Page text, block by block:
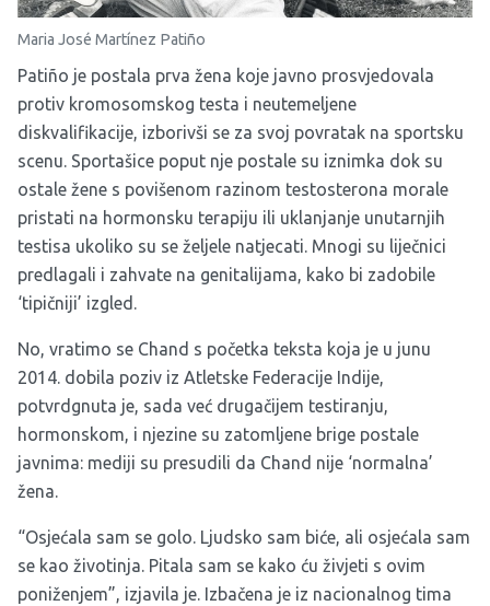
Maria José Martínez Patiño
Patiño je postala prva žena koje javno prosvjedovala
protiv kromosomskog testa i neutemeljene
diskvalifikacije, izborivši se za svoj povratak na sportsku
scenu. Sportašice poput nje postale su iznimka dok su
ostale žene s povišenom razinom testosterona morale
pristati na hormonsku terapiju ili uklanjanje unutarnjih
testisa ukoliko su se željele natjecati. Mnogi su liječnici
predlagali i zahvate na genitalijama, kako bi zadobile
‘tipičniji’ izgled.
No, vratimo se Chand s početka teksta koja je u junu
2014. dobila poziv iz Atletske Federacije Indije,
potvrdgnuta je, sada već drugačijem testiranju,
hormonskom, i njezine su zatomljene brige postale
javnima: mediji su presudili da Chand nije ‘normalna’
žena.
“Osjećala sam se golo. Ljudsko sam biće, ali osjećala sam
se kao životinja. Pitala sam se kako ću živjeti s ovim
poniženjem”, izjavila je. Izbačena je iz nacionalnog tima